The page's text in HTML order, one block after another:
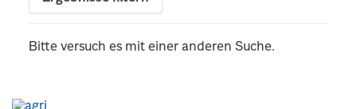
Bitte versuch es mit einer anderen Suche.